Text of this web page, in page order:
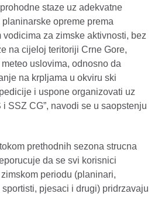
staze uz adekvatne
opreme prema
vodicima za zimske aktivnosti, bez
na cijeloj teritoriji Crne Gore,
uslovima, odnosno da
na krpljama u okviru ski
i uspone organizovati uz
SSZ CG”, navodi se u saopstenju
prethodnih sezona strucna
da se svi korisnici
periodu (planinari,
pjesaci i drugi) pridrzavaju